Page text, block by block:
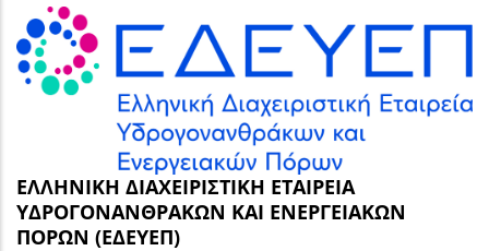
ΕΛΛΗΝΙΚΉ ΔΙΑΧΕΙΡΙΣΤΙΚΉ ΕΤΑΙΡΕΊΑ
ΥΔΡΟΓΟΝΑΝΘΡΆΚΩΝ ΚΑΙ ΕΝΕΡΓΕΙΑΚΏΝ
ΠΌΡΩΝ (ΕΔΕΥΕΠ)